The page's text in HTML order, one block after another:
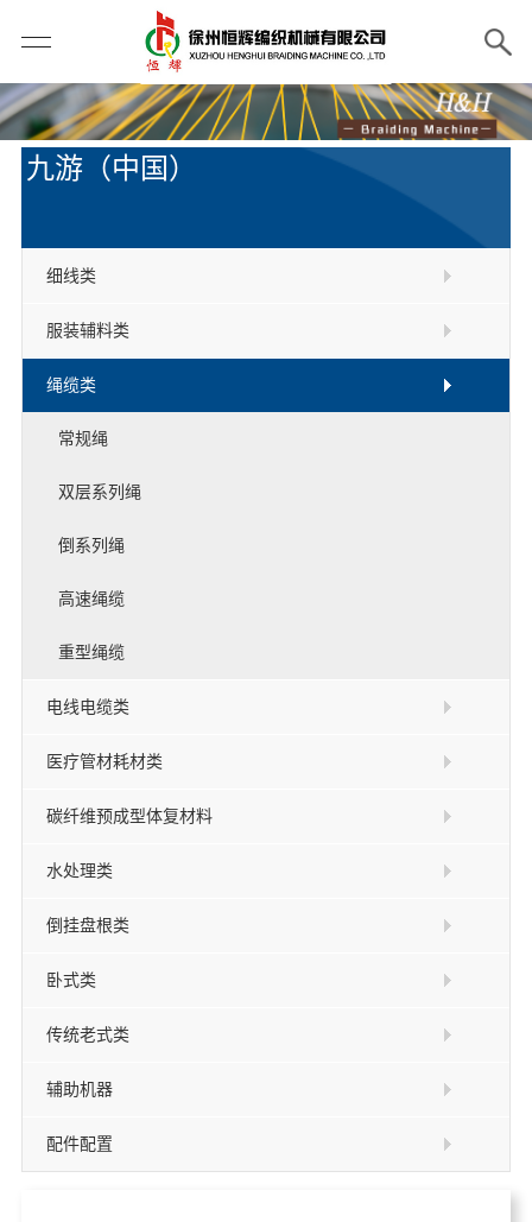
九游（中国）
细线类
服装辅料类
绳缆类
常规绳
双层系列绳
倒系列绳
高速绳缆
重型绳缆
电线电缆类
医疗管材耗材类
碳纤维预成型体复材料
水处理类
倒挂盘根类
卧式类
传统老式类
辅助机器
配件配置